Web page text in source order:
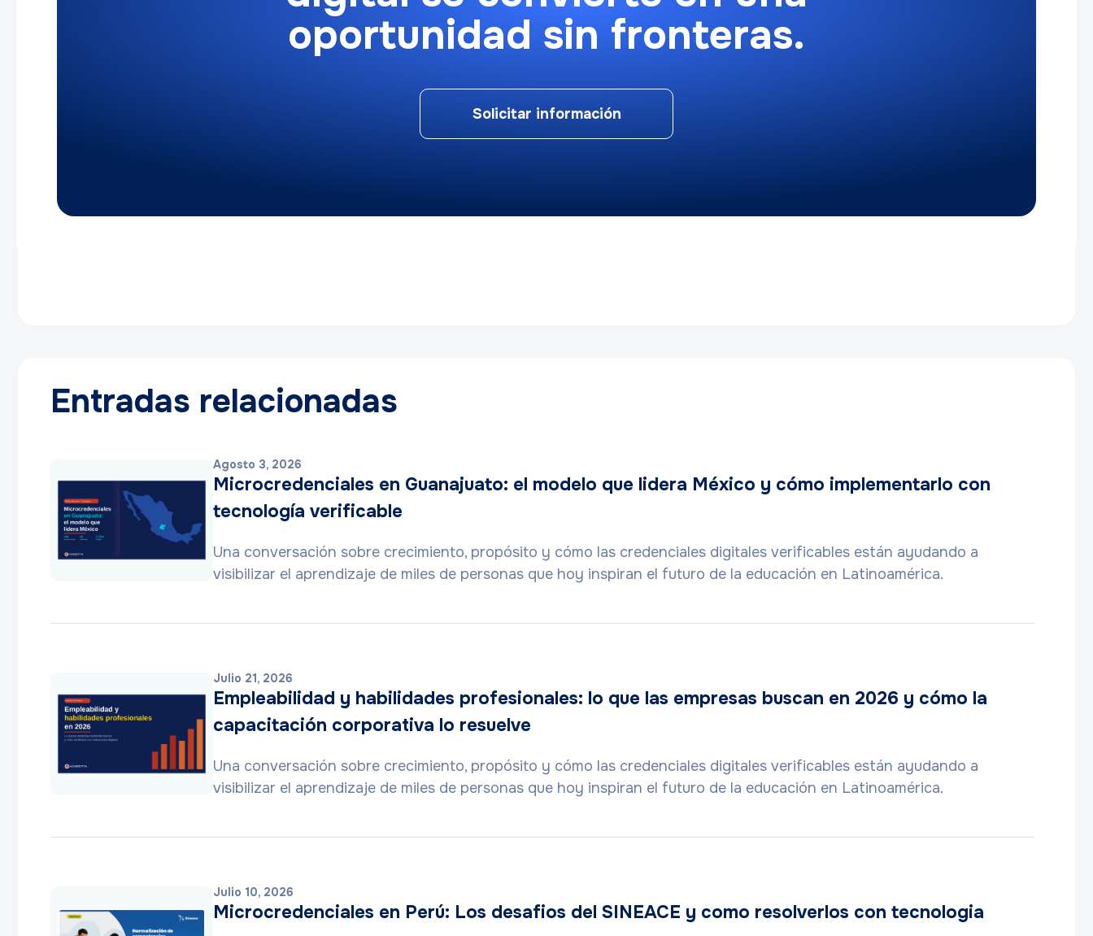
oportunidad sin fronteras.
Solicitar información
Entradas relacionadas
Agosto 3, 2026
Microcredenciales en Guanajuato: el modelo que lidera México y cómo implementarlo con
tecnología verificable
Una conversación sobre crecimiento, propósito y cómo las credenciales digitales verificables están ayudando a
visibilizar el aprendizaje de miles de personas que hoy inspiran el futuro de la educación en Latinoamérica.
Julio 21, 2026
Empleabilidad y habilidades profesionales: lo que las empresas buscan en 2026 y cómo la
capacitación corporativa lo resuelve
Una conversación sobre crecimiento, propósito y cómo las credenciales digitales verificables están ayudando a
visibilizar el aprendizaje de miles de personas que hoy inspiran el futuro de la educación en Latinoamérica.
Julio 10, 2026
Microcredenciales en Perú: Los desafios del SINEACE y como resolverlos con tecnologia